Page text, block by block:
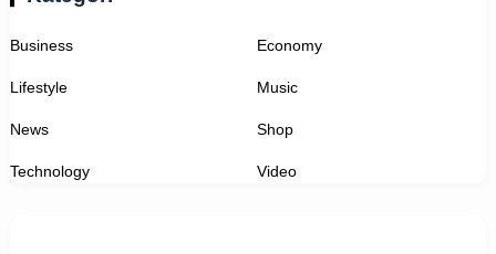
Business Economy
Lifestyle Music
News Shop
Technology Video